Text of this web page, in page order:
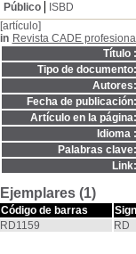
Público
ISBD
[artículo]
in Revista CADE
Título :
Tipo de documento:
Autores:
Fecha de publicación:
Artículo en la página:
Idioma :
Palabras clave:
Link:
Ejemplares (1)
Código de barras
RD1159
RD